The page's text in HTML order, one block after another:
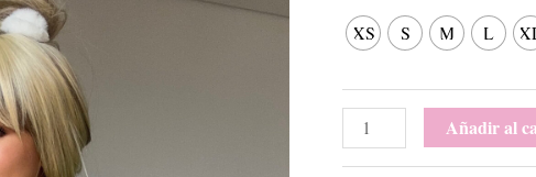
XS S M L XL
Añadir al